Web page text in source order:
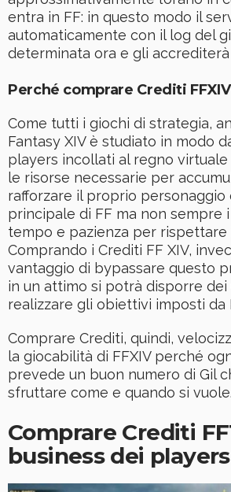
entra in FF: in questo modo il
automaticamente con il log del
determinata ora e gli accrediterà
Perché comprare Crediti
Come tutti i giochi di strategia,
Fantasy XIV è studiato in modo
players incollati al regno
le risorse necessarie per
rafforzare il proprio personaggio
principale di FF ma non sempre
tempo e pazienza per rispettare
Comprando i Crediti FF XIV,
vantaggio di bypassare questo
in un attimo si potrà disporre dei
realizzare gli obiettivi imposti da
Comprare Crediti, quindi,
la giocabilità di FFXIV perché
prevede un buon numero di Gil
sfruttare come e quando si vuole.
Comprare Crediti
business dei players